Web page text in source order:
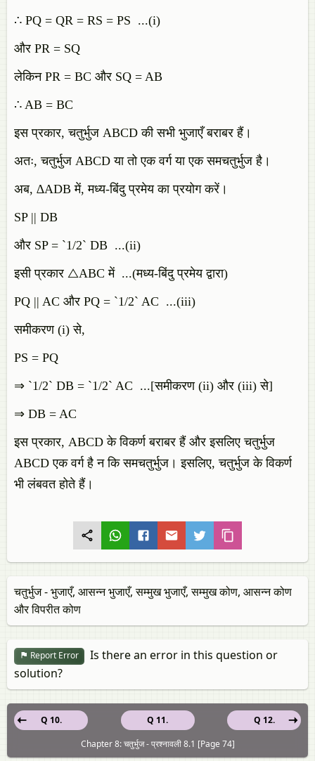
∴ PQ = QR = RS = PS ...(i)
और PR = SQ
लेकिन PR = BC और SQ = AB
∴ AB = BC
इस प्रकार, चतुर्भुज ABCD की सभी भुजाएँ बराबर हैं।
अतः, चतुर्भुज ABCD या तो एक वर्ग या एक समचतुर्भुज है।
अब, ∆ADB में, मध्य-बिंदु प्रमेय का प्रयोग करें।
SP || DB
और SP = `1/2` DB ...(ii)
इसी प्रकार △ABC में ...(मध्य-बिंदु प्रमेय द्वारा)
PQ || AC और PQ = `1/2` AC ...(iii)
समीकरण (i) से,
PS = PQ
⇒ `1/2` DB = `1/2` AC ...[समीकरण (ii) और (iii) से]
⇒ DB = AC
इस प्रकार, ABCD के विकर्ण बराबर हैं और इसलिए चतुर्भुज
ABCD एक वर्ग है न कि समचतुर्भुज। इसलिए, चतुर्भुज के विकर्ण
भी लंबवत होते हैं।
चतुर्भुज - भुजाएँ, आसन्न भुजाएँ, सम्मुख भुजाएँ, सम्मुख कोण, आसन्न कोण
और विपरीत कोण
Report Error
Is there an error in this question or
solution?
Q 11.
Q 10.
Q 12.
Chapter 8: चतुर्भुज - प्रश्नावली 8.1 [Page 74]